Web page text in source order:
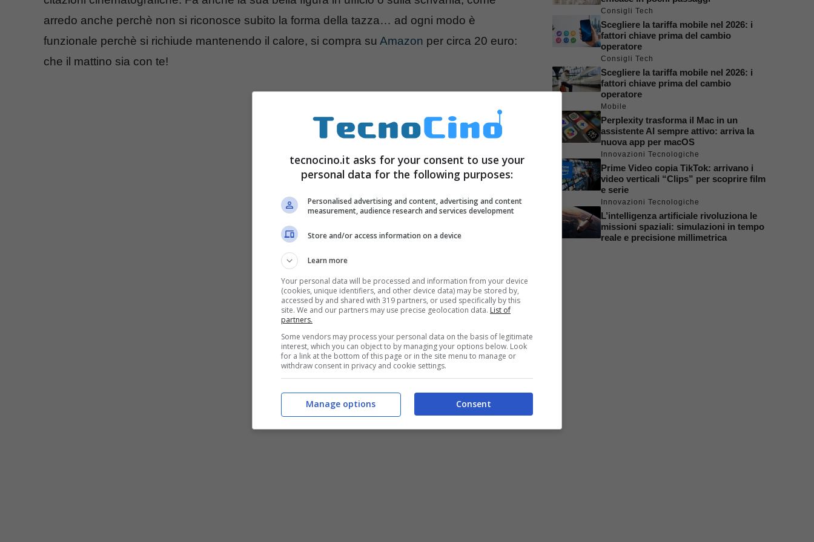
arredo anche perchè non si riconosce subito la forma della tazza… ad ogni modo è
funzionale perchè si richiude mantenendo il calore, si compra su Amazon per circa 20 euro:
che il mattino sia con te!
Consigli Tech
Scegliere la tariffa mobile nel 2026: i
fattori chiave prima del cambio
operatore
Consigli Tech
Scegliere la tariffa mobile nel 2026: i
fattori chiave prima del cambio
operatore
Mobile
Perplexity trasforma il Mac in un
assistente AI sempre attivo: arriva la
nuova app per macOS
Innovazioni Tecnologiche
Prime Video copia TikTok: arrivano i
video verticali “Clips” per scoprire film
e serie
Innovazioni Tecnologiche
L’intelligenza artificiale rivoluziona le
missioni spaziali: simulazioni in tempo
reale e precisione millimetrica
tecnocino.it asks for your consent to use your
personal data for the following purposes:
Personalised advertising and content, advertising and content
measurement, audience research and services development
Store and/or access information on a device
Learn more
Your personal data will be processed and information from your device
(cookies, unique identifiers, and other device data) may be stored by,
accessed by and shared with 319 partners, or used specifically by this
site. We and our partners may use precise geolocation data. List of
partners.
Some vendors may process your personal data on the basis of legitimate
interest, which you can object to by managing your options below. Look
for a link at the bottom of this page or in the site menu to manage or
withdraw consent in privacy and cookie settings.
Consent
Manage options